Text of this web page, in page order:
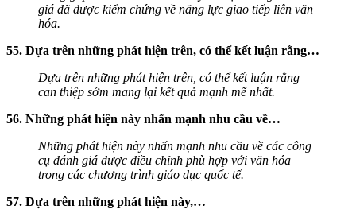
giá đã được kiểm chứng về năng lực giao tiếp liên văn
hóa.
55. Dựa trên những phát hiện trên, có thể kết luận rằng…
Dựa trên những phát hiện trên, có thể kết luận rằng
can thiệp sớm mang lại kết quả mạnh mẽ nhất.
56. Những phát hiện này nhấn mạnh nhu cầu về…
Những phát hiện này nhấn mạnh nhu cầu về các công
cụ đánh giá được điều chỉnh phù hợp với văn hóa
trong các chương trình giáo dục quốc tế.
57. Dựa trên những phát hiện này,…